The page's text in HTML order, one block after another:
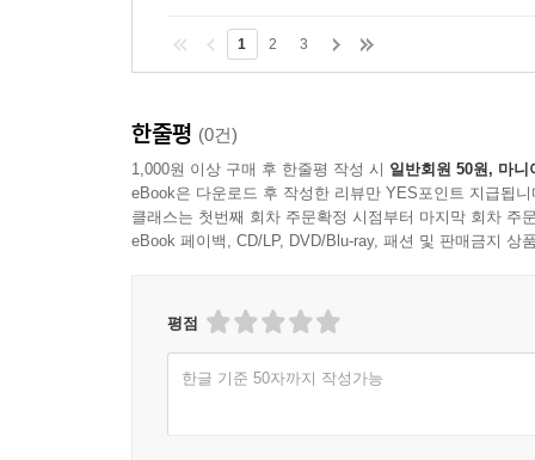
1 2 3
한줄평 (0건)
1,000원 이상 구매 후 한줄평 작성 시 일반회원 50원, 마니
eBook은 다운로드 후 작성한 리뷰만 YES포인트 지급됩니
클래스는 첫번째 회차 주문확정 시점부터 마지막 회차 주
eBook 페이백, CD/LP, DVD/Blu-ray, 패션 및 판매금지 상
평점
한글 기준 50자까지 작성가능